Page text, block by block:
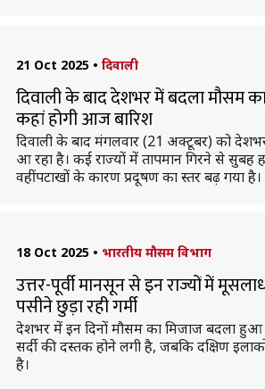
21 Oct 2025 • दिवाली
दिवाली के बाद देशभर में बदला मौसम
कहां होगी आज बारिश
दिवाली के बाद मंगलवार (21 अक्टूबर) को
आ रहा है। कई राज्याें में तापमान गिरने से
वहीं पटाखों के कारण प्रदूषण का स्तर बढ़ गया है।
18 Oct 2025 • भारतीय मौसम विभाग
उत्तर-पूर्वी मानसून से इन राज्यों में
पसीने छुड़ा रही गर्मी
देशभर में इन दिनों मौसम का मिजाज बदला हुआ
सर्दी की दस्तक होने लगी है, जबकि दक्षिण
है।